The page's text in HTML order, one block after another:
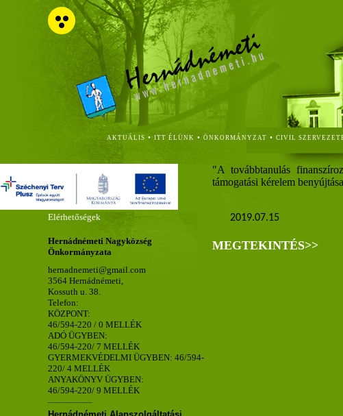
AKTUÁLIS • ITT ÉLÜNK • ÖNKORMÁNYZAT • CIVIL
Elérhetőségek
Hernádnémeti Nagyközség
Önkormányzata
hernadnemeti@gmail.com
3564 Hernádnémeti,
Kossuth u. 38.
Telefon:
KÖZPONT:
46/594-220 / 0 MELLÉK
ADÓ ÜGYBEN:
46/594-220/ 7 MELLÉK
GYERMEKVÉDELMI ÜGYBEN: 46/594-
220/ 4 MELLÉK
ANYAKÖNYV ÜGYBEN:
46/594-220/ 9 MELLÉK
"A továbbtanulás
támogatási kérelem
2019.07.15
MEGTEKINTÉS>>